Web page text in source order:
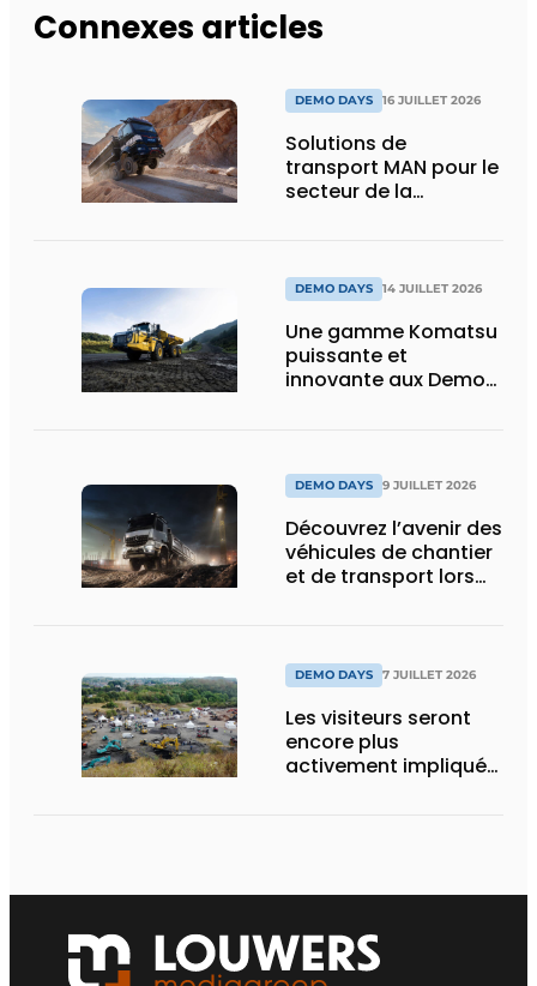
Connexes articles
DEMO DAYS 16 JUILLET 2026
Solutions de
transport MAN pour le
secteur de la
DEMO DAYS 14 JUILLET 2026
Une gamme Komatsu
puissante et
innovante aux Demo
DEMO DAYS 9 JUILLET 2026
Découvrez l’avenir des
véhicules de chantier
et de transport lors
DEMO DAYS 7 JUILLET 2026
Les visiteurs seront
encore plus
activement impliqués